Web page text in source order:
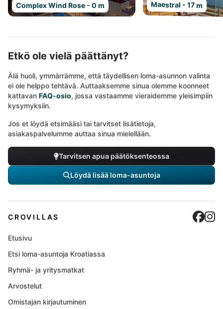
Complex Wind Rose - 0 m Maestral - 17 m
Etkö ole vielä päättänyt?
Älä huoli, ymmärrämme, että täydellisen loma-asunnon valinta
ei ole helppo tehtävä. Auttaaksemme sinua olemme koonneet
kattavan FAQ-osio, jossa vastaamme vieraidemme yleisimpiin
kysymyksiin.
Jos et löydä etsimääsi tai tarvitset lisätietoja,
asiakaspalvelumme auttaa sinua mielellään.
Tarvitsen apua päätöksenteossa
Löydä lisää loma-asuntoja
CROVILLAS
Etusivu
Etsi loma-asuntoja Kroatiassa
Ryhmä- ja yritysmatkat
Arvostelut
Omistajan kirjautuminen